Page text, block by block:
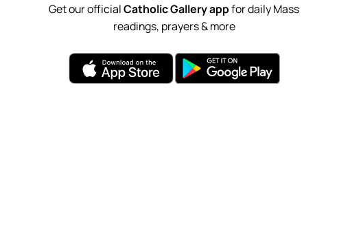
Get our officialCatholic Gallery appfor daily Mass
readings, prayers & more